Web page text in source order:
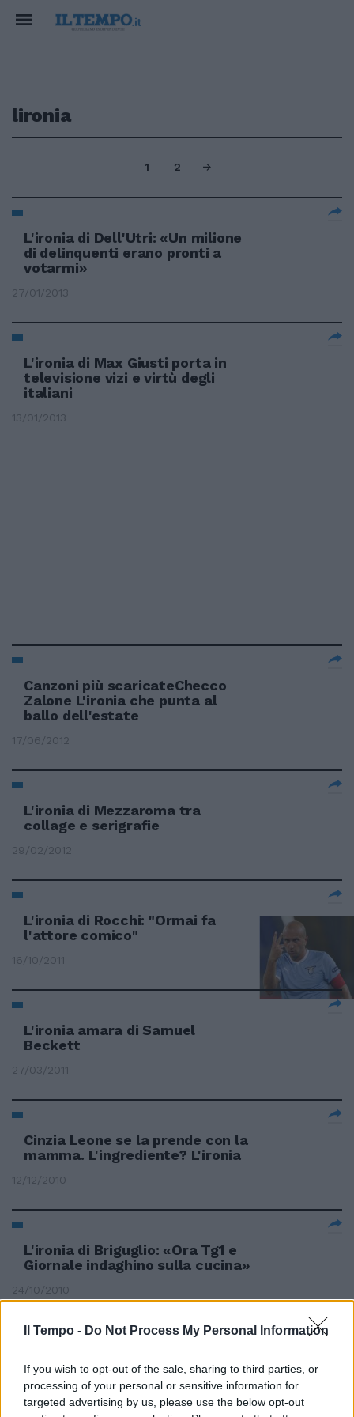
Il Tempo - Do Not Process My Personal Information
If you wish to opt-out of the sale, sharing to third parties, or
processing of your personal or sensitive information for
targeted advertising by us, please use the below opt-out
lironia
1 2
L'ironia di Dell'Utri: «Un milione
di delinquenti erano pronti a
votarmi»
27/01/2013
L'ironia di Max Giusti porta in
televisione vizi e virtù degli
italiani
13/01/2013
Canzoni più scaricateChecco
Zalone L'ironia che punta al
ballo dell'estate
17/06/2012
L'ironia di Mezzaroma tra
collage e serigrafie
29/02/2012
L'ironia di Rocchi: "Ormai fa
l'attore comico"
16/10/2011
L'ironia amara di Samuel
Beckett
27/03/2011
Cinzia Leone se la prende con la
mamma. L'ingrediente? L'ironia
12/12/2010
L'ironia di Briguglio: «Ora Tg1 e
Giornale indaghino sulla cucina»
24/10/2010
male per una seconda guida
18/07/2010